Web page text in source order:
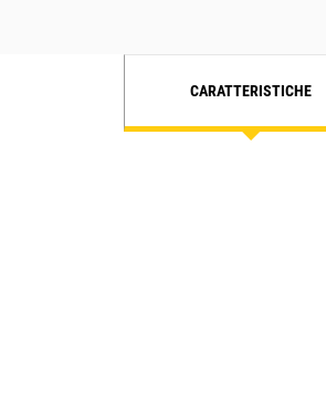
CARATTERISTICHE